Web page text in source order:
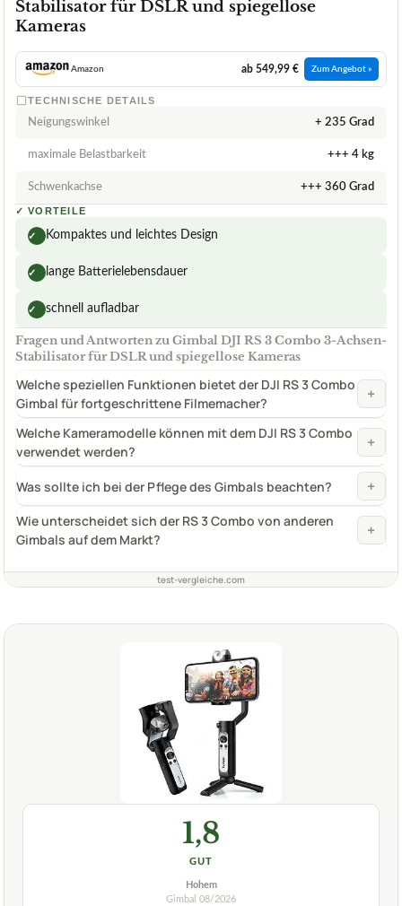
Stabilisator für DSLR und spiegellose
Kameras
Amazon ab 549,99 € Zum Angebot »
TECHNISCHE DETAILS
Neigungswinkel + 235 Grad
maximale Belastbarkeit +++ 4 kg
Schwenkachse +++ 360 Grad
✓ VORTEILE
✓ Kompaktes und leichtes Design
✓ lange Batterielebensdauer
✓ schnell aufladbar
Fragen und Antworten zu Gimbal DJI RS 3 Combo 3-Achsen-
Stabilisator für DSLR und spiegellose Kameras
Welche speziellen Funktionen bietet der DJI RS 3 Combo
Gimbal für fortgeschrittene Filmemacher?
+
Welche Kameramodelle können mit dem DJI RS 3 Combo
verwendet werden?
+
Was sollte ich bei der Pflege des Gimbals beachten? +
Wie unterscheidet sich der RS 3 Combo von anderen
Gimbals auf dem Markt?
+
test-vergleiche.com
1,8
GUT
Hohem
Gimbal 08/2026